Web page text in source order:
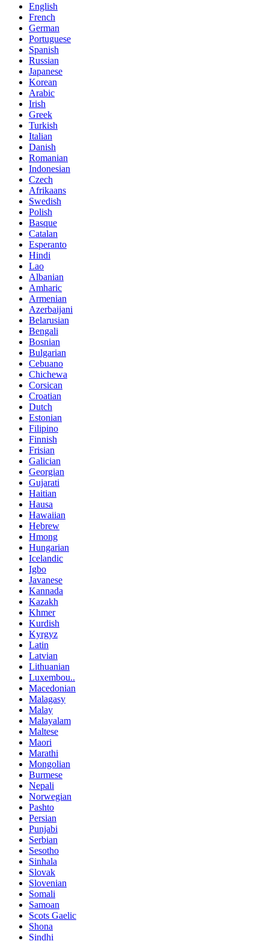
English
French
German
Portuguese
Spanish
Russian
Japanese
Korean
Arabic
Irish
Greek
Turkish
Italian
Danish
Romanian
Indonesian
Czech
Afrikaans
Swedish
Polish
Basque
Catalan
Esperanto
Hindi
Lao
Albanian
Amharic
Armenian
Azerbaijani
Belarusian
Bengali
Bosnian
Bulgarian
Cebuano
Chichewa
Corsican
Croatian
Dutch
Estonian
Filipino
Finnish
Frisian
Galician
Georgian
Gujarati
Haitian
Hausa
Hawaiian
Hebrew
Hmong
Hungarian
Icelandic
Igbo
Javanese
Kannada
Kazakh
Khmer
Kurdish
Kyrgyz
Latin
Latvian
Lithuanian
Luxembou..
Macedonian
Malagasy
Malay
Malayalam
Maltese
Maori
Marathi
Mongolian
Burmese
Nepali
Norwegian
Pashto
Persian
Punjabi
Serbian
Sesotho
Sinhala
Slovak
Slovenian
Somali
Samoan
Scots Gaelic
Shona
Sindhi